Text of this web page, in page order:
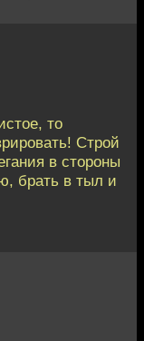
то
Строй
в стороны
брать в тыл и